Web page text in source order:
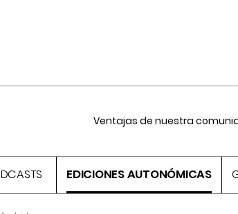
Ventajas de nuestra
EDICIONES AUTONÓMICAS